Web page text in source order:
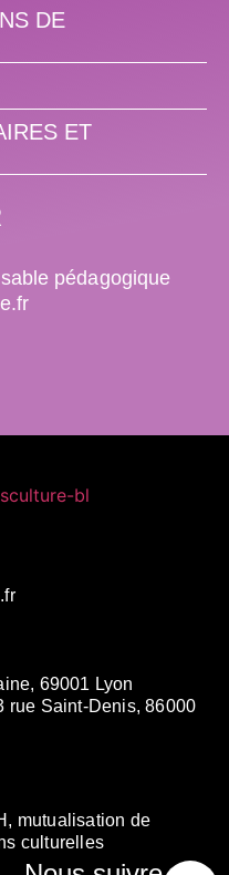
DE
ET
pédagogique
69001 Lyon
rue Saint-Denis, 86000
mutualisation de
culturelles